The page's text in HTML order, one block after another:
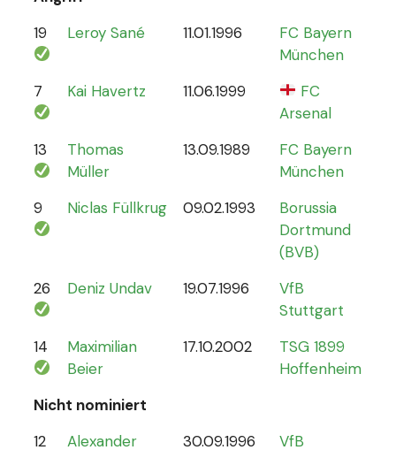
19
Leroy Sané 11.01.1996
FC Bayern
München
7 Kai Havertz 11.06.1999
FC
Arsenal
13
Thomas
Müller
13.09.1989
FC Bayern
München
9 Niclas Füllkrug 09.02.1993
Borussia
Dortmund
(BVB)
26 Deniz Undav 19.07.1996
VfB
Stuttgart
14
Maximilian
Beier
17.10.2002
TSG 1899
Hoffenheim
Nicht nominiert
12
Alexander 30.09.1996 VfB